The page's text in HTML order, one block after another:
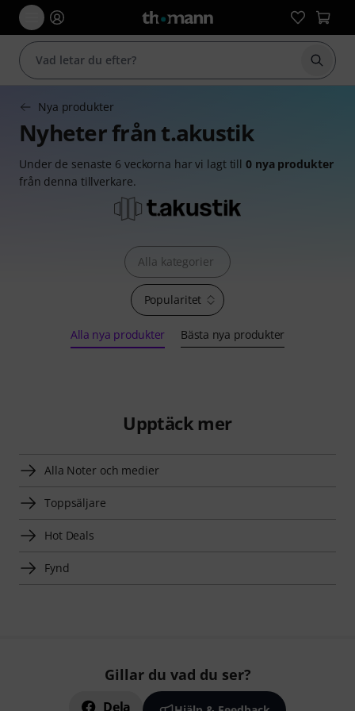
Börja
Nya produkter
Nyheter från t.akustik
Under de senaste 6 veckorna har vi lagt till0 nya produkter
från denna tillverkare.
Popularitet
Alla kategorier
Alla nya produkter Bästa nya produkter
Upptäck mer
Alla Noter och medier
Toppsäljare
Hot Deals
Fynd
Gillar du vad du ser?
Dela